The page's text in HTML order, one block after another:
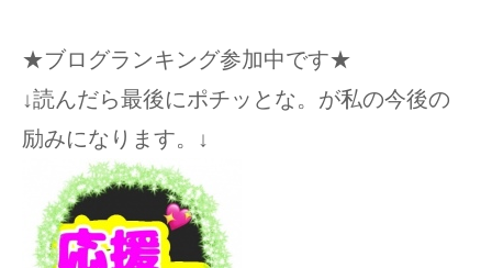
★ブログランキング参加中です★
↓読んだら最後にポチッとな。が私の今後の
励みになります。↓